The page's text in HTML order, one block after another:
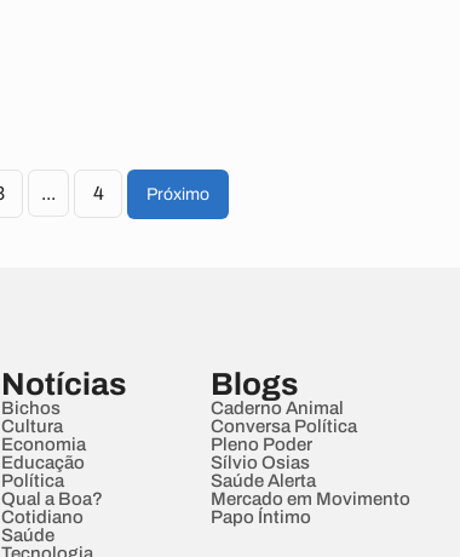
... 4 Próximo
Notícias
Bichos
Cultura
Economia
Educação
Política
Qual a Boa?
Cotidiano
Saúde
Blogs
Caderno Animal
Conversa Política
Pleno Poder
Sílvio Osias
Saúde Alerta
Mercado em Movimento
Papo Íntimo